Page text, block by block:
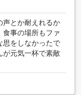
声とか耐えれるか
食事の場所もファ
思をしなかったで
が元気一杯で素敵